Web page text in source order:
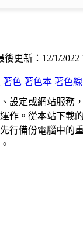
更新：12/1/2022
著色 著色本 著色線
設定或網站服務
作。從本站下載
行備份電腦中的